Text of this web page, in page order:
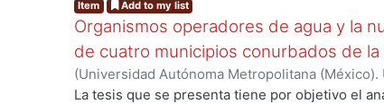
Item Add to my list
Organismos operadores de agua y la
de cuatro municipios conurbados de la
(Universidad Autónoma Metropolitana
de Servicios de Información.,2010-01)
La tesis que se presenta tiene por objetivo el